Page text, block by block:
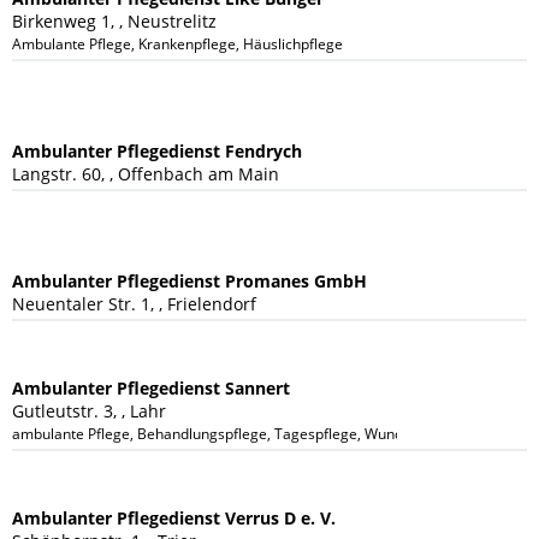
Birkenweg 1, , Neustrelitz
Ambulante Pflege, Krankenpflege, Häuslichpflege
Ambulanter Pflegedienst Fendrych
Langstr. 60, , Offenbach am Main
Ambulanter Pflegedienst Promanes GmbH
Neuentaler Str. 1, , Frielendorf
Ambulanter Pflegedienst Sannert
Gutleutstr. 3, , Lahr
ambulante Pflege, Behandlungspflege, Tagespflege, Wundversorgung,
Ambulanter Pflegedienst Verrus D e. V.